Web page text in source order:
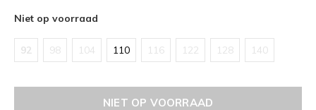
Niet op voorraad
92 98 104 110 116 122 128 140
NIET OP VOORRAAD